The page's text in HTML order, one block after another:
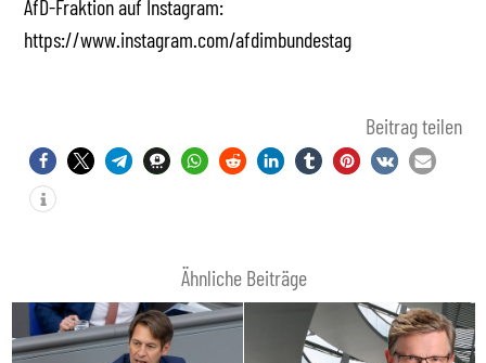
AfD-Fraktion auf Instagram:
https://www.instagram.com/afdimbundestag
Beitrag teilen
Ähnliche Beiträge